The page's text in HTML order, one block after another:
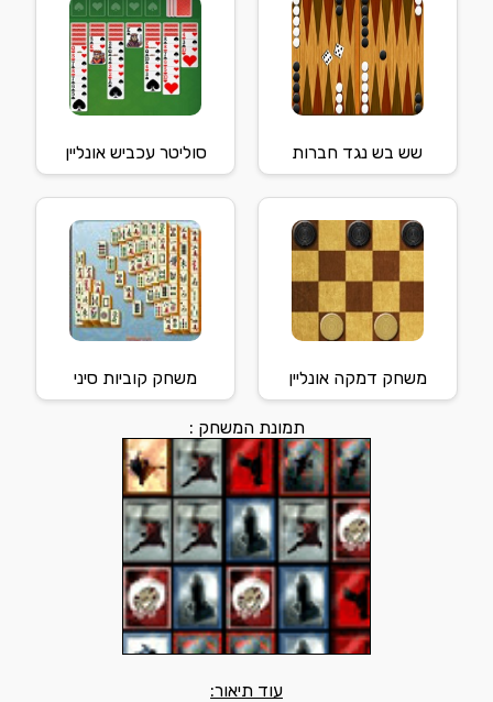
שש בש נגד חברות סוליטר עכביש אונליין
משחק דמקה אונליין משחק קוביות סיני
תמונת המשחק :
עוד תיאור: